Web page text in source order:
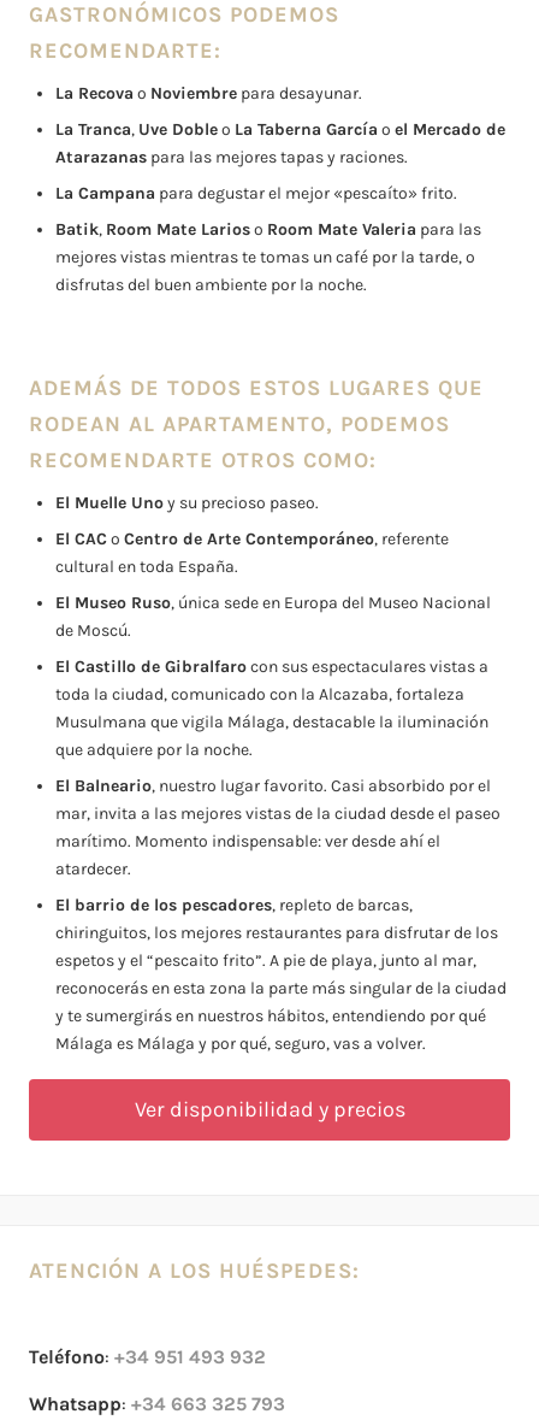
GASTRONÓMICOS PODEMOS
RECOMENDARTE:
La Recova o Noviembre para desayunar.
La Tranca, Uve Dobleo La Taberna García o el Mercado de
Atarazanas para las mejores tapas y raciones.
La Campana para degustar el mejor «pescaíto» frito.
Batik, Room Mate Larioso Room Mate Valeria para las
mejores vistas mientras te tomas un café por la tarde, o
disfrutas del buen ambiente por la noche.
ADEMÁS DE TODOS ESTOS LUGARES QUE
RODEAN AL APARTAMENTO, PODEMOS
RECOMENDARTE OTROS COMO:
El Muelle Unoy su precioso paseo.
El CACo Centro de Arte Contemporáneo, referente
cultural en toda España.
El Museo Ruso, única sede en Europa del Museo Nacional
de Moscú.
El Castillo de Gibralfarocon sus espectaculares vistas a
toda la ciudad, comunicado con la Alcazaba, fortaleza
Musulmana que vigila Málaga, destacable la iluminación
que adquiere por la noche.
El Balneario, nuestro lugar favorito. Casi absorbido por el
mar, invita a las mejores vistas de la ciudad desde el paseo
marítimo. Momento indispensable: ver desde ahí el
atardecer.
El barrio de los pescadores, repleto de barcas,
chiringuitos, los mejores restaurantes para disfrutar de los
espetos y el “pescaito frito”. A pie de playa, junto al mar,
reconocerás en esta zona la parte más singular de la ciudad
y te sumergirás en nuestros hábitos, entendiendo por qué
Málaga es Málaga y por qué, seguro, vas a volver.
Ver disponibilidad y precios
ATENCIÓN A LOS HUÉSPEDES:
Teléfono: +34 951 493 932
Whatsapp: +34 663 325 793